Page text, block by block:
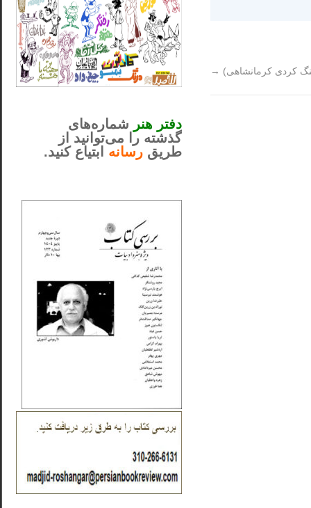
کردی کرمانشاهی) →
دفتر هنر شماره‌های
گذشته را می‌توانید از
طریق رسانه ابتیاع کنید.